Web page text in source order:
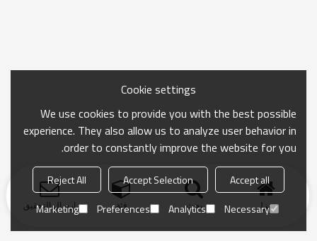
منزل بحث فئة ارسال التحقيق
Cookie settings
We use cookies to provide you with the best possible
experience. They also allow us to analyze user behavior in
order to constantly improve the website for you.
Accept all
Accept Selection
Reject All
Necessary
Analytics
Preferences
Marketing